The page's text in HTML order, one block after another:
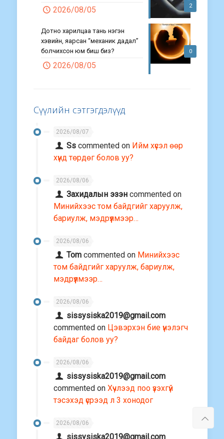
2
2026/08/05
0
Дотно харилцаа тань нэгэн
хэвийн, яарсан “механик дадал”
болчихсон юм биш биз?
2026/08/05
Сүүлийн сэтгэгдэлүүд
2026/08/07
Ss commented on Ийм хүсэл өөр
хүнд төрдөг болов уу?
2026/08/06
Захидалын эзэн commented on
Минийхээс том байдгийг харуулж,
бариулж, мэдрүүлмээр…
2026/08/06
Tom commented on Минийхээс
том байдгийг харуулж, бариулж,
мэдрүүлмээр…
2026/08/06
sissysiska2019@gmail.com
commented on Цэвэрхэн бие үнэлэгч
байдаг болов уу?
2026/08/06
sissysiska2019@gmail.com
commented on Хүчлээд поо үзэхгүй
тэсэхэд үсрээд л 3 хонодог
2026/08/06
sissysiska2019@gmail.com